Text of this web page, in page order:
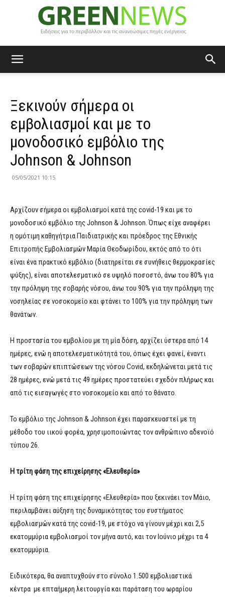
News
Ξεκινούν σήμερα οι
εμβολιασμοί και με το
μονοδοσικό εμβόλιο της
Johnson & Johnson
05/05/2021 10:15
Αρχίζουν σήμερα οι εμβολιασμοί κατά της covid-19 και με το
μονοδοσικό εμβόλιο της Johnson & Johnson. Όπως είχε αναφέρει
η ομότιμη καθηγήτρια Παιδιατρικής και πρόεδρος της Εθνικής
Επιτροπής Εμβολιασμών Μαρία Θεοδωρίδου, εκτός από το ότι
είναι ένα πρακτικό εμβόλιο (διατηρείται σε συνήθεις θερμοκρασίες
ψύξης), είναι αποτελεσματικό σε υψηλό ποσοστό, άνω του 80% για
την πρόληψη της σοβαρής νόσου, άνω του 90% για την πρόληψη της
νοσηλείας σε νοσοκομείο και φτάνει το 100% για την πρόληψη των
θανάτων.
Η προστασία του εμβολίου με τη μία δόση, αρχίζει ύστερα από 14
ημέρες, ενώ η αποτελεσματικότητά του, όπως έχει φανεί, έναντι
των σοβαρών επιπτώσεων της νόσου Covid, εκδηλώνεται μετά τις
28 ημέρες, ενώ μετά τις 49 ημέρες προστατεύει σχεδόν πλήρως και
από τις εισαγωγές στο νοσοκομείο και από το θάνατο.
Το εμβόλιο της Johnson & Johnson έχει παρασκευαστεί με τη
μέθοδο του ιικού φορέα, χρησιμοποιώντας τον ανθρώπινο αδενοϊό
τύπου 26.
Η τρίτη φάση της επιχείρησης «Ελευθερία»
Η τρίτη φάση της επιχείρησης «Ελευθερία» που ξεκινάει τον Μάιο,
περιλαμβάνει αύξηση της δυναμικότητας του συστήματος
εμβολιασμών κατά της covid-19, με στόχο να γίνουν μέχρι και 2,5
εκατομμύρια εμβολιασμοί τον μήνα αυτό, και τον Ιούνιο μέχρι τα 4
εκατομμύρια.
Ειδικότερα, θα αναπτυχθούν στο σύνολο 1.500 εμβολιαστικά
κέντρα με επταήμερη λειτουργία και παράταση του ωραρίου